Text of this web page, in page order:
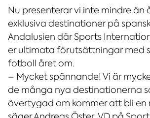
Nu presenterar vi inte mindre än
exklusiva destinationer på
Andalusien där Sports
er ultimata förutsättningar med
fotboll året om.
– Mycket spännande! Vi är
de många nya destinationerna
övertygad om kommer att bli en